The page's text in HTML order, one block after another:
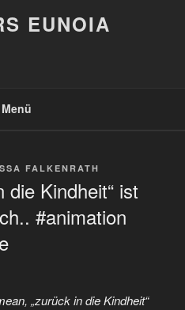
EUNOIA
Menü
FALKENRATH
die Kindheit“ ist
#animation
„zurück in die Kindheit“